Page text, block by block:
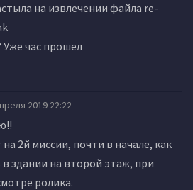
на извлечении файла re-
Уже час прошел
2019 22:22
2й миссии, почти в начале, как
здании на второй этаж, при
ролика.